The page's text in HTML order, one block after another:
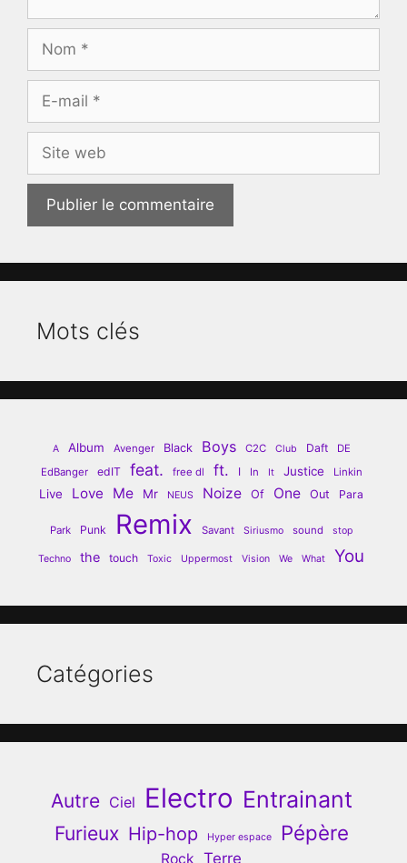
mail
web
Mots clés
A Album Avenger Black Boys C2C Club Daft
DE
EdBanger
edIT feat. free dl ft. I In It Justice Linkin
Live Love Me Mr NEUS Noize Of One Out Para
Park Punk Remix Savant Siriusmo sound stop
Techno the touch Toxic Uppermost Vision We What You
Catégories
Autre Ciel Electro Entrainant
Furieux Hip-hop Hyper espace Pépère
Rock Terre